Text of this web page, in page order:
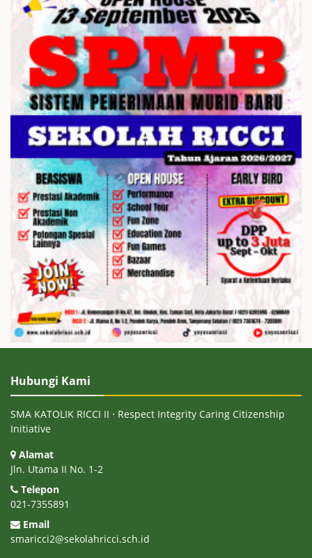
Hubungi Kami
SMA KATOLIK RICCI II ⋅ Respect Integrity Caring Citizenship
Initiative
Alamat
Jln. Utama II No. 1-2
Telepon
021-7355891
Email
smaricci2@sekolahricci.sch.id